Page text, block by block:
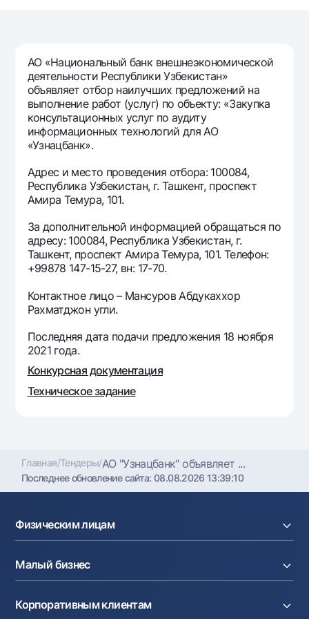
Золотые слитки от НБУ
Серебряный депозит
Visa FIFA
Mastercard
Зарплатные
Garmin pay
Тарифы
Акции
Мобильное приложение Milliy
Часто задаваемые вопросы
Ищите по сайту
Найти
Полезные ссылки
Пресс-центр
Согласие на обработку персональных данных
Следите за нами в соцсетях
АО «Национальный банк внешнеэкономической
деятельности Республики Узбекистан»
объявляет отбор наилучших предложений на
выполнение работ (услуг) по объекту: «Закупка
консультационных услуг по аудиту
информационных технологий для АО
«Узнацбанк».
Адрес и место проведения отбора: 100084,
Республика Узбекистан, г. Ташкент, проспект
Амира Темура, 101.
За дополнительной информацией обращаться по
адресу: 100084, Республика Узбекистан, г.
Ташкент, проспект Амира Темура, 101. Телефон:
+99878 147-15-27, вн: 17-70.
Контактное лицо – Мансуров Абдукаххор
Рахматджон угли.
Последняя дата подачи предложения 18 ноября
2021 года.
Конкурсная документация
Техническое задание
Главная/Тендеры/АО "Узнацбанк" объявляет ...
Последнее обновление сайта:08.08.2026 13:39:10
Физическим лицам
Вклады
Карты
Курсы валют
Денежные переводы
Малый бизнес
Кредиты
Корпоративным клиентам